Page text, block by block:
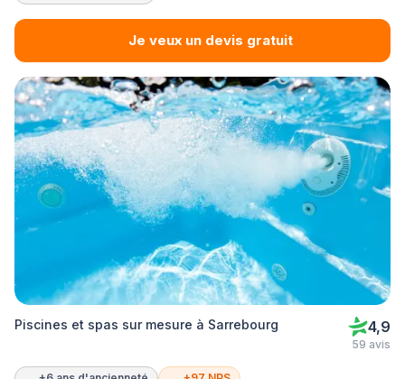
Je veux un devis gratuit
Piscines et spas sur mesure à Sarrebourg 4,9
59 avis